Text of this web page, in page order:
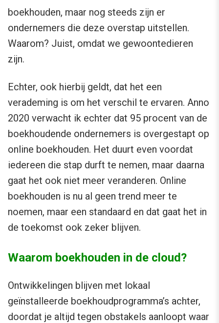
boekhouden, maar nog steeds zijn er
ondernemers die deze overstap uitstellen.
Waarom? Juist, omdat we gewoontedieren
zijn.
Echter, ook hierbij geldt, dat het een
verademing is om het verschil te ervaren. Anno
2020 verwacht ik echter dat 95 procent van de
boekhoudende ondernemers is overgestapt op
online boekhouden. Het duurt even voordat
iedereen die stap durft te nemen, maar daarna
gaat het ook niet meer veranderen. Online
boekhouden is nu al geen trend meer te
noemen, maar een standaard en dat gaat het in
de toekomst ook zeker blijven.
Waarom boekhouden in de cloud?
Ontwikkelingen blijven met lokaal
geïnstalleerde boekhoudprogramma’s achter,
doordat je altijd tegen obstakels aanloopt waar